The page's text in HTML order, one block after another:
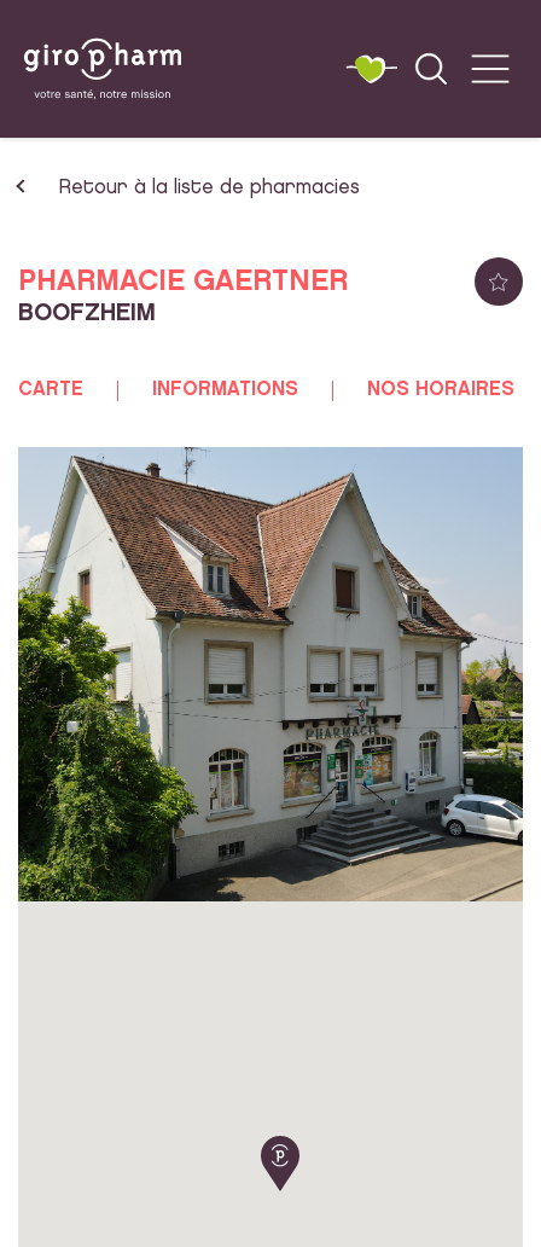
Retour à la liste de pharmacies
PHARMACIE GAERTNER
BOOFZHEIM
CARTE INFORMATIONS NOS HORAIRES